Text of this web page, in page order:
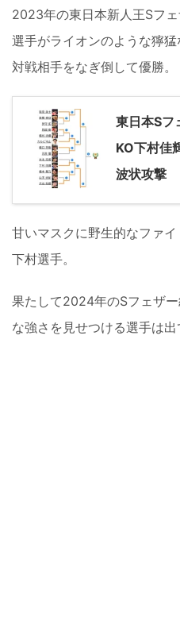
2023年の東日本新人王Sフ
選手がライオンのような獰
対戦相手をなぎ倒して優勝。
東日本Sフ
KO下村佳
波状攻撃
甘いマスクに野生的なファ
下村選手。
果たして2024年のSフェザ
な強さを見せつける選手は出